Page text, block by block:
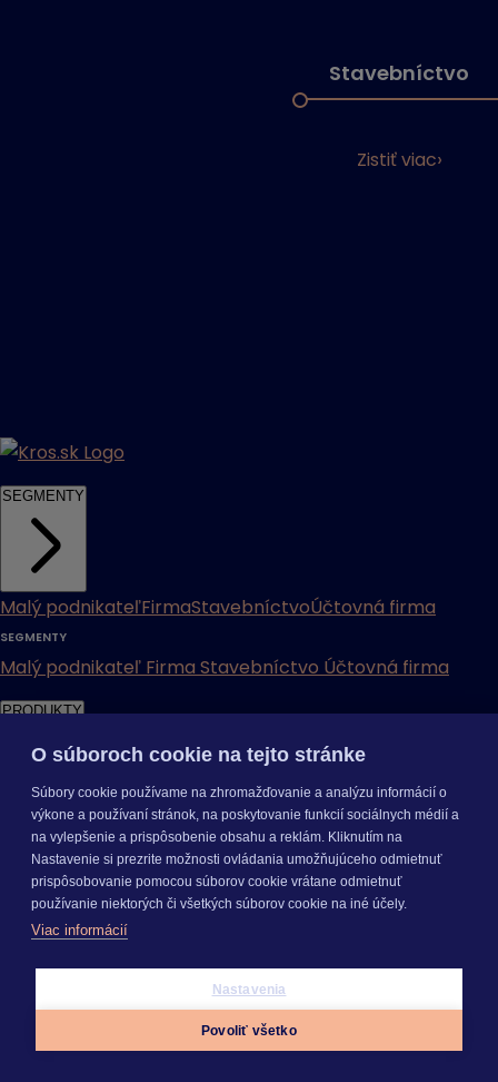
Stavebníctvo
Zistiť viac
SEGMENTY
Malý podnikateľFirmaStavebníctvoÚčtovná firma
SEGMENTY
Malý podnikateľ Firma Stavebníctvo Účtovná firma
PRODUKTY
Jednoduché účtovníctvoMzdy a personalistikaPodvojné
účtovníctvoERP systémFakturáciaDaňové
priznaniaDigitálna kanceláriaDochádzkaPersonálne
dokumentyHR systémRozpočty a kalkulácieStavebný
rozpočetVýmery
databázaStavebný denníkOhodnocovanie
Znalecký denník a vyúčtovanie
O súboroch cookie na tejto stránke
Súbory cookie používame na zhromažďovanie a analýzu informácií o
výkone a používaní stránok, na poskytovanie funkcií sociálnych médií a
na vylepšenie a prispôsobenie obsahu a reklám. Kliknutím na
Nastavenie si prezrite možnosti ovládania umožňujúceho odmietnuť
prispôsobovanie pomocou súborov cookie vrátane odmietnuť
používanie niektorých či všetkých súborov cookie na iné účely.
Viac informácií
Nastavenia
Povoliť všetko